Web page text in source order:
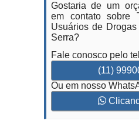
Gostaria de um
em contato sobre
Usuários de
Serra?
Fale conosco pelo
(11)
Ou em nosso